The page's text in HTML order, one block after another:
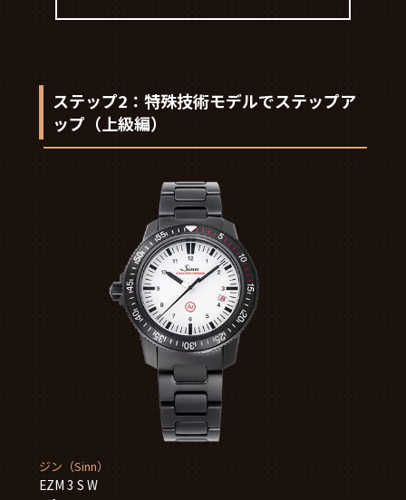
ステップ2：特殊技術モデルでステップア
ップ（上級編）
ジン（Sinn）
EZM 3 S W